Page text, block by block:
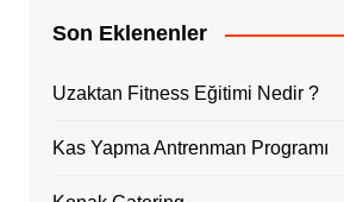
Son Eklenenler
Uzaktan Fitness Eğitimi Nedir ?
Kas Yapma Antrenman Programı